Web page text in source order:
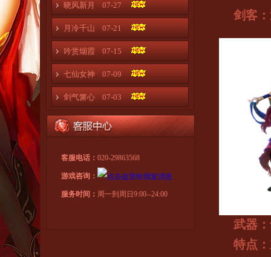
晓风新月 07-27
月冷千山 07-21
吟赏烟霞 07-15
七仙女神 07-09
剑气箫心 07-03
客服电话： 020-29863568
游戏咨询：
服务时间： 周一到周日9:00--24:00
剑客
武器
特点